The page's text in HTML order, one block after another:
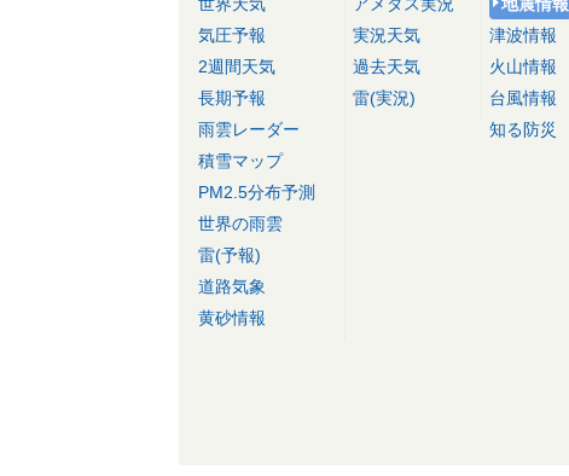
気圧予報
2週間天気
長期予報
雨雲レーダー
積雪マップ
PM2.5分布予測
世界の雨雲
雷(予報)
道路気象
黄砂情報
実況天気
過去天気
雷(実況)
津波情報
火山情報
台風情報
知る防災